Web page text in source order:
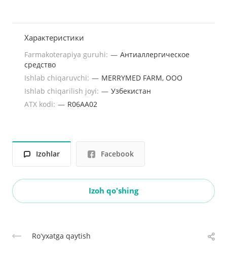
Характеристики
Farmakoterapiya guruhi: — Антиаллергическое
средство
Ishlab chiqaruvchi: — MERRYMED FARM, OOO
Ishlab chiqarilish joyi: — Узбекистан
ATX kodi: — R06AA02
Izohlar Facebook
Izoh qo'shing
Roʻyxatga qaytish